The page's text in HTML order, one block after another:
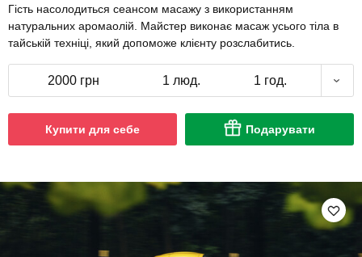
Гість насолодиться сеансом масажу з використанням
натуральних аромаолій. Майстер виконає масаж усього тіла в
тайській техніці, який допоможе клієнту розслабитись.
2000 грн 1 люд. 1 год.
Купити для себе Подарувати